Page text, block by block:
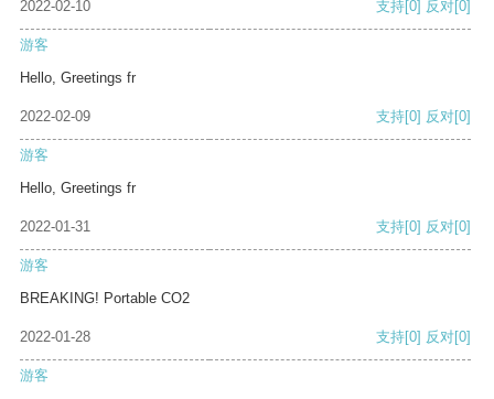
2022-02-10 支持[0] 反对[0]
游客
Hello, Greetings fr
2022-02-09 支持[0] 反对[0]
游客
Hello, Greetings fr
2022-01-31 支持[0] 反对[0]
游客
BREAKING! Portable CO2
2022-01-28 支持[0] 反对[0]
游客